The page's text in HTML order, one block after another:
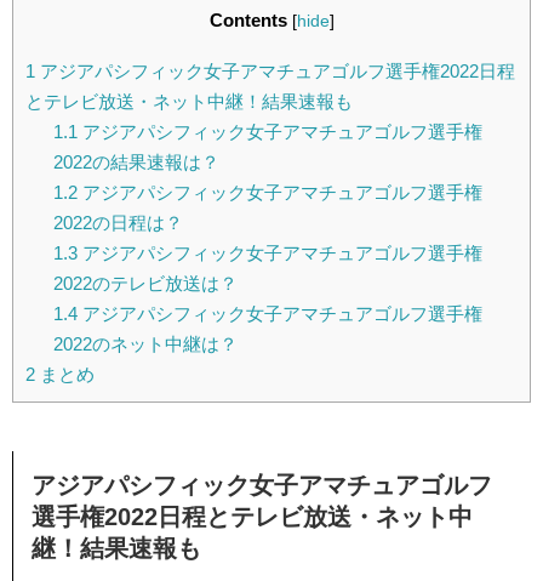
Contents [hide]
1 アジアパシフィック女子アマチュアゴルフ選手権2022日程
とテレビ放送・ネット中継！結果速報も
1.1 アジアパシフィック女子アマチュアゴルフ選手権
2022の結果速報は？
1.2アジアパシフィック女子アマチュアゴルフ選手権
2022の日程は？
1.3アジアパシフィック女子アマチュアゴルフ選手権
2022のテレビ放送は？
1.4アジアパシフィック女子アマチュアゴルフ選手権
2022のネット中継は？
2 まとめ
アジアパシフィック女子アマチュアゴルフ
選手権2022日程とテレビ放送・ネット中
継！結果速報も